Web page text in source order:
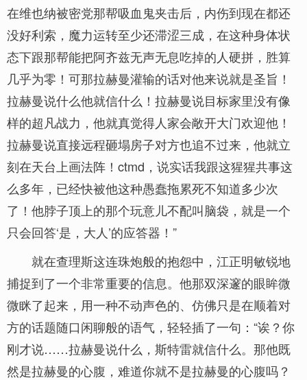
在维也纳被密党那帮吸血鬼夹击后，内伤到现在都还
没好利索，魔力运转至少还滞涩三成，在这种身体状
态下跟那帮能把阿齐兹无声无息吃掉的人硬拼，胜算
几乎为零！可那拉赫曼灌输的话对他来说就是圣旨！
拉赫曼说什么他就信什么！拉赫曼说目标家里没有像
样的超凡战力，他就真觉得人家会敞开大门欢迎他！
拉赫曼说直接远程砸塌房子对方也追不过来，他就立
刻在天台上画法阵！ctmd，说实话我跟这猩猩共事这
么多年，已经快被他这种愚蠢拖累死不知道多少次
了！他脖子顶上的那个玩意儿不配叫脑袋，就是一个
只会回答‘是，大人’的应答器！”
就在查理斯这连珠炮般的抱怨中，江正明敏锐地
捕捉到了一个非常重要的信息。他那双深邃的眼眸微
微眯了起来，用一种不动声色的、仿佛只是在顺着对
方的话题随口闲聊般的语气，轻轻插了一句：“诶？你
刚才说……拉赫曼说什么，斯特雷就信什么。那他既
然是拉赫曼的心腹，难道你就不是拉赫曼的心腹吗？